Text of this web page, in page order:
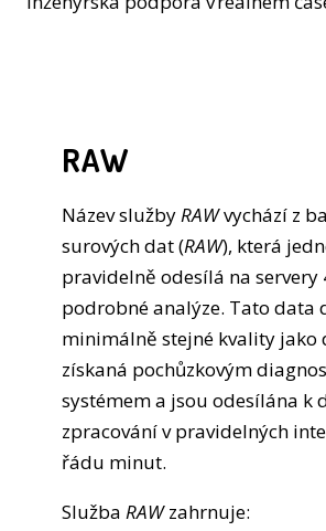
RAW
Název službyRAWvychází z
surových dat (RAW), která
pravidelně odesílá na servery
podrobné analýze. Tato data
minimálně stejné kvality jako
získaná pochůzkovým
systémem a jsou odesílána k
zpracování v pravidelných
řádu minut.
Služba RAWzahrnuje: